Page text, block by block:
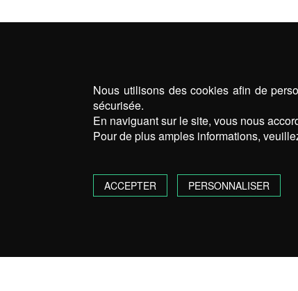
Nous utilisons des cookies afin de
sécurisée.
En naviguant sur le site, vous nous
Pour de plus amples informations,
ACCEPTER PERSONNALISER